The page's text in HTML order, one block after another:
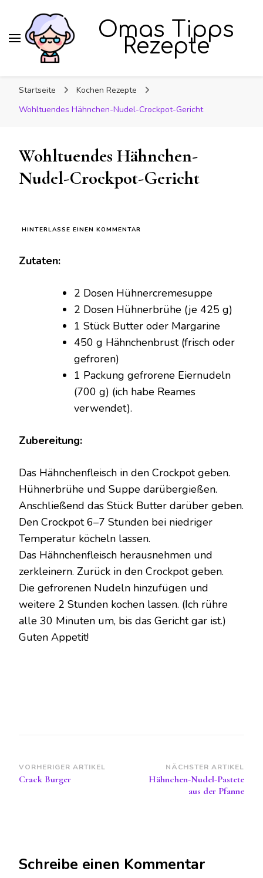
Omas Tipps
Rezepte
Startseite
Kochen Rezepte
Wohltuendes Hähnchen-Nudel-Crockpot-Gericht
Wohltuendes Hähnchen-
Nudel-Crockpot-Gericht
HINTERLASSE EINEN KOMMENTAR
Zutaten:
2 Dosen Hühnercremesuppe
2 Dosen Hühnerbrühe (je 425 g)
1 Stück Butter oder Margarine
450 g Hähnchenbrust (frisch oder
gefroren)
1 Packung gefrorene Eiernudeln
(700 g) (ich habe Reames
verwendet).
Zubereitung:
Das Hähnchenfleisch in den Crockpot geben.
Hühnerbrühe und Suppe darübergießen.
Anschließend das Stück Butter darüber geben.
Den Crockpot 6–7 Stunden bei niedriger
Temperatur köcheln lassen.
Das Hähnchenfleisch herausnehmen und
zerkleinern. Zurück in den Crockpot geben.
Die gefrorenen Nudeln hinzufügen und
weitere 2 Stunden kochen lassen. (Ich rühre
alle 30 Minuten um, bis das Gericht gar ist.)
Guten Appetit!
Beitragsnavigation
VORHERIGER ARTIKEL
Crack Burger
NÄCHSTER ARTIKEL
Hähnchen-Nudel-Pastete
aus der Pfanne
Schreibe einen Kommentar